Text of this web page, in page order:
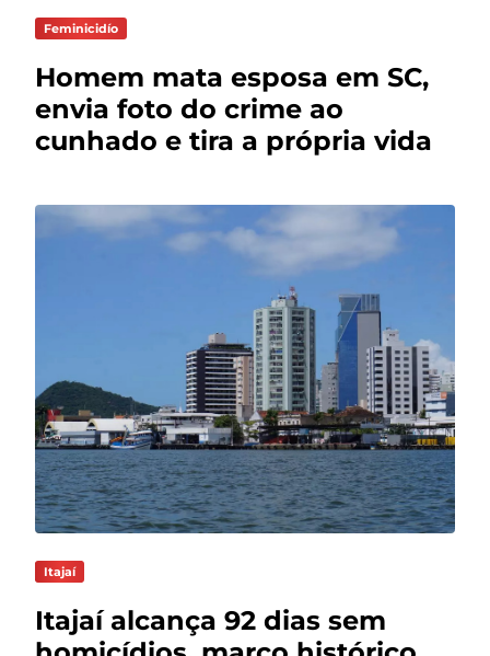
Feminicidío
Homem mata esposa em SC,
envia foto do crime ao
cunhado e tira a própria vida
Itajaí
Itajaí alcança 92 dias sem